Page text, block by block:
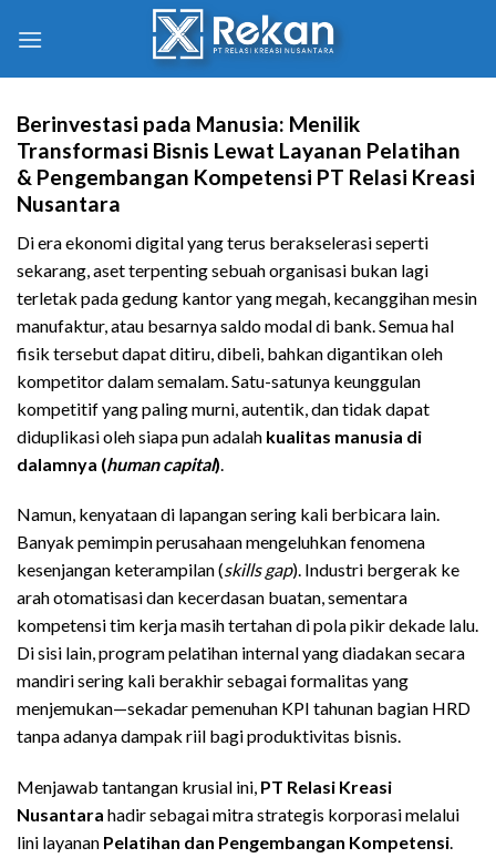
Berinvestasi pada Manusia: Menilik
Transformasi Bisnis Lewat Layanan Pelatihan
& Pengembangan Kompetensi PT Relasi Kreasi
Nusantara
Di era ekonomi digital yang terus berakselerasi seperti
sekarang, aset terpenting sebuah organisasi bukan lagi
terletak pada gedung kantor yang megah, kecanggihan mesin
manufaktur, atau besarnya saldo modal di bank. Semua hal
fisik tersebut dapat ditiru, dibeli, bahkan digantikan oleh
kompetitor dalam semalam. Satu-satunya keunggulan
kompetitif yang paling murni, autentik, dan tidak dapat
diduplikasi oleh siapa pun adalah kualitas manusia di
dalamnya (human capital)
Namun, kenyataan di lapangan sering kali berbicara lain.
Banyak pemimpin perusahaan mengeluhkan fenomena
kesenjangan keterampilan (skills gap). Industri bergerak ke
arah otomatisasi dan kecerdasan buatan, sementara
kompetensi tim kerja masih tertahan di pola pikir dekade lalu.
Di sisi lain, program pelatihan internal yang diadakan secara
mandiri sering kali berakhir sebagai formalitas yang
menjemukan—sekadar pemenuhan KPI tahunan bagian HRD
tanpa adanya dampak riil bagi produktivitas bisnis.
Menjawab tantangan krusial ini, PT Relasi Kreasi
Nusantara hadir sebagai mitra strategis korporasi melalui
lini layanan Pelatihan dan Pengembangan Kompetensi.